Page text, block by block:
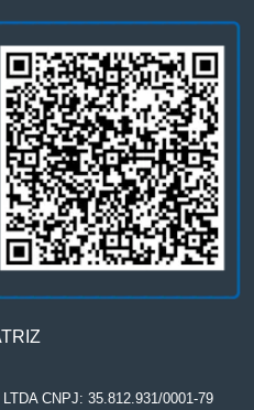
LTDA CNPJ: 35.812.931/0001-79